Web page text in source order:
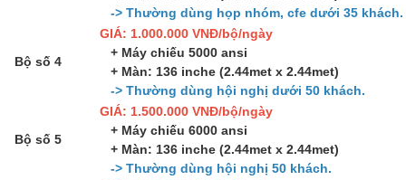
-> Thường dùng họp nhóm, cfe dưới 35 khách.
Bộ số 4
GIÁ: 1.000.000 VNĐ/bộ/ngày
+ Máy chiếu 5000 ansi
+ Màn: 136 inche (2.44met x 2.44met)
-> Thường dùng hội nghị dưới 50 khách.
Bộ số 5
GIÁ: 1.500.000 VNĐ/bộ/ngày
+ Máy chiếu 6000 ansi
+ Màn: 136 inche (2.44met x 2.44met)
-> Thường dùng hội nghị 50 khách.